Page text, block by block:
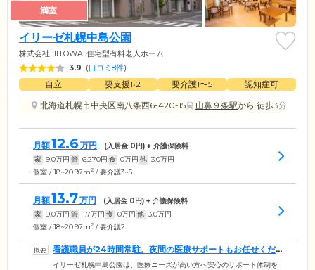
満室
イリーゼ札幌中島公園
株式会社HITOWA 住宅型有料老人ホーム
3.9 (口コミ8件)
自立 要支援1•2 要介護1〜5
認知症可
北海道札幌市中央区南八条西6-420-15
山鼻９条駅から 徒歩3分
月額12.6 万円 (入居金 0円) + 介護保険料
家 9.0万円 管 6,270円 食 0万円 他 3.0万円
個室 / 18~20.97m2 / 要介護3~5
月額13.7万円 (入居金 0円) + 介護保険料
家 9.0万円 管 1.7万円 食 0万円 他 3.0万円
個室 / 18~20.97m2 / 要介護2
看護職員が24時間常駐。夜間の医療サポートもお任せくだ
さい
イリーゼ札幌中島公園は、医療ニーズが高い方へ安心のサポート体制を